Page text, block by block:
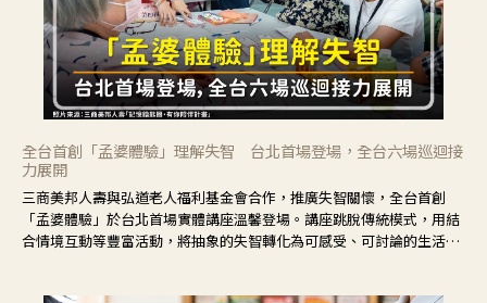
全台首創「孟婆體驗」理解失智 台北首場登場，全台六場巡迴接
力展開
三商美邦人壽與弘道老人福利基金會合作，推廣失智關懷，全台首創
「孟婆體驗」於台北首場實體講座溫馨登場。講座跳脫傳統模式，用結
合情境互動等豐富活動，將抽象的失智轉化為可感受、可討論的生活情